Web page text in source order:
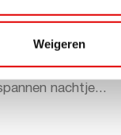
Weigeren
Deal: 20%
€25 korting bij
nachtje...